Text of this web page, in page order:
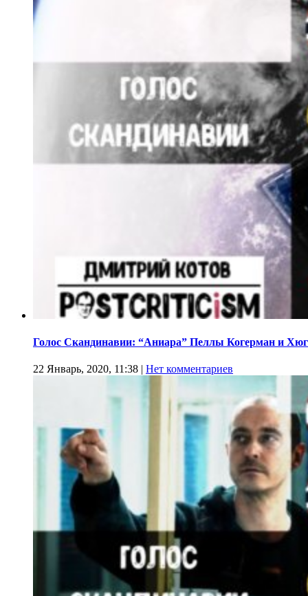
Голос Скандинавии: “Аниара” Пеллы Когерман и
22 Январь, 2020, 11:38 | Нет комментариев